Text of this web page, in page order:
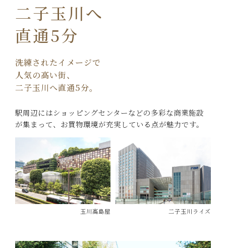
二子玉川へ
直通5分
洗練されたイメージで
人気の高い街、
二子玉川へ直通5分。
駅周辺にはショッピングセンターなどの多彩な商業施設
が集まって、 お買物環境が充実している点が魅力です。
玉川高島屋 二子玉川ライズ